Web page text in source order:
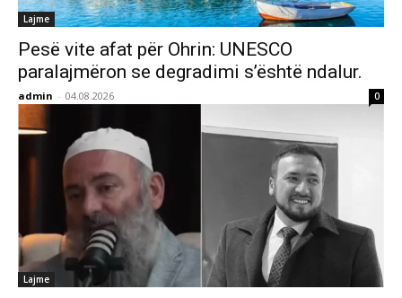
Lajme
Pesë vite afat për Ohrin: UNESCO
paralajmëron se degradimi s’është ndalur.
admin - 04.08.2026 0
Lajme